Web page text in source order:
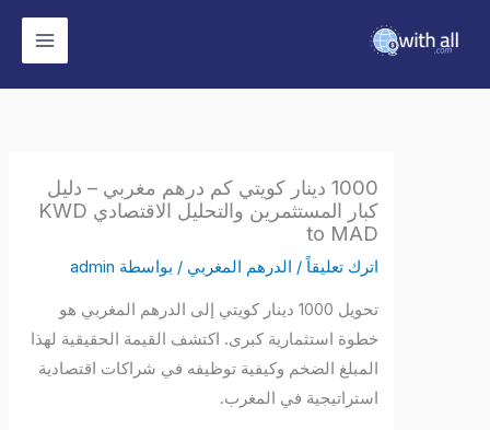
1000 دينار كويتي كم درهم مغربي – دليل
كبار المستثمرين والتحليل الاقتصادي KWD
to MAD
اترك تعليقاً /الدرهم المغربي/ بواسطة admin
تحويل 1000 دينار كويتي إلى الدرهم المغربي هو
خطوة استثمارية كبرى. اكتشف القيمة الحقيقية لهذا
المبلغ الضخم وكيفية توظيفه في شراكات اقتصادية
استراتيجية في المغرب.